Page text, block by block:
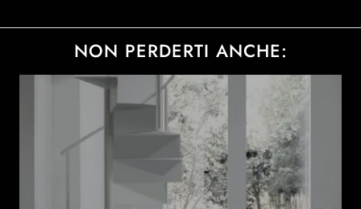
NON PERDERTI ANCHE: